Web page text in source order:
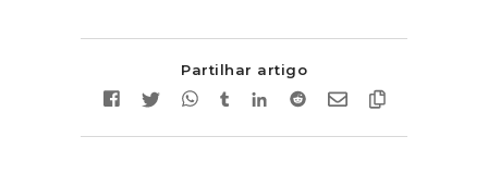
Partilhar artigo